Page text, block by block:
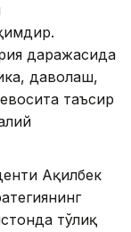
даражасида
даволаш,
таъсир
Ақилбек
тўлиқ